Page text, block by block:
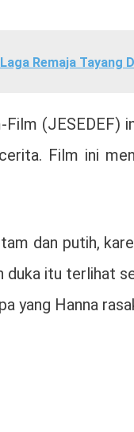
Remaja
(JESEDEF)
Film ini
dan putih,
duka itu terlihat
yang Hanna